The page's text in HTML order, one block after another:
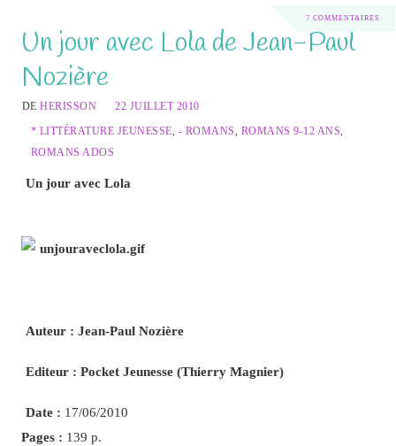
7 COMMENTAIRES
Un jour avec Lola de Jean-Paul
Nozière
DEHERISSON
22 JUILLET 2010
* LITTÉRATURE JEUNESSE - ROMANS ROMANS 9-12 ANS
ROMANS ADOS
Un jour avec Lola
Auteur : Jean-Paul Nozière
Editeur : Pocket Jeunesse (Thierry Magnier)
Date : 17/06/2010
Pages : 139 p.